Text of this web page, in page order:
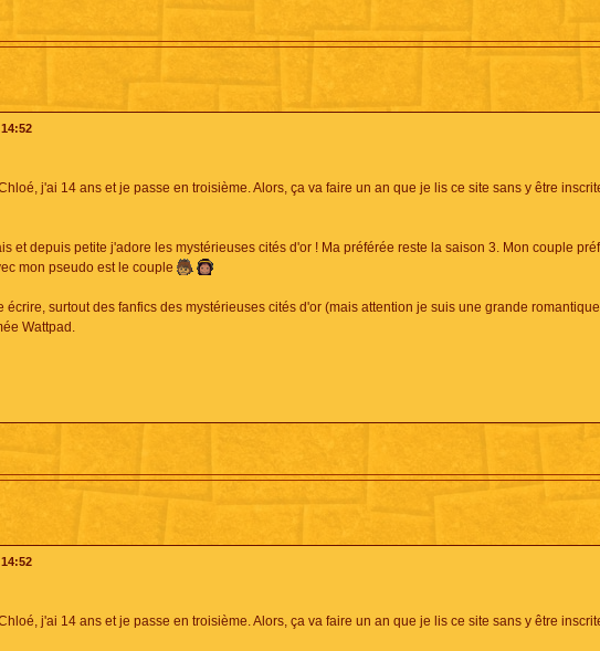
j'ai 14 ans et je passe en troisième. Alors, ça va faire un an que je lis ce site sans y être
et depuis petite j'adore les mystérieuses cités d'or ! Ma préférée reste la saison 3. Mon couple
mon pseudo est le couple
écrire, surtout des fanfics des mystérieuses cités d'or (mais attention je suis une grande
Wattpad.
j'ai 14 ans et je passe en troisième. Alors, ça va faire un an que je lis ce site sans y être